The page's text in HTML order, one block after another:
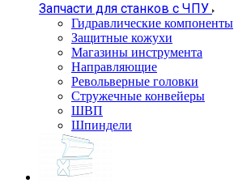
Запчасти для станков с ЧПУ
Гидравлические компоненты
Защитные кожухи
Магазины инструмента
Направляющие
Револьверные головки
Стружечные конвейеры
ШВП
Шпиндели